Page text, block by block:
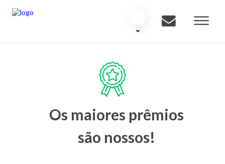
Os maiores prêmios
são nossos!